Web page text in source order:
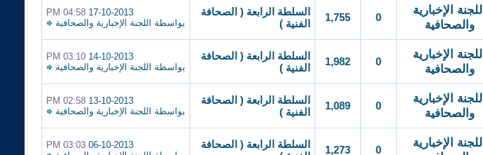
اللجنة الإخبارية
والصحافية
0
1,755
السلطة الرابعة ( الصحافة
الفنية )
17-10-2013
04:58 PM
بواسطة اللجنة الإخبارية والصحافية
اللجنة الإخبارية
والصحافية
0
1,982
السلطة الرابعة ( الصحافة
الفنية )
14-10-2013
03:10 PM
بواسطة اللجنة الإخبارية والصحافية
اللجنة الإخبارية
والصحافية
0
1,089
السلطة الرابعة ( الصحافة
الفنية )
13-10-2013
02:58 PM
بواسطة اللجنة الإخبارية والصحافية
اللجنة الإخبارية
0
1,273
السلطة الرابعة ( الصحافة
06-10-2013
03:03 PM